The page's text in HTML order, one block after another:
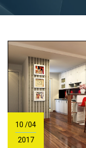
10 /04
2017